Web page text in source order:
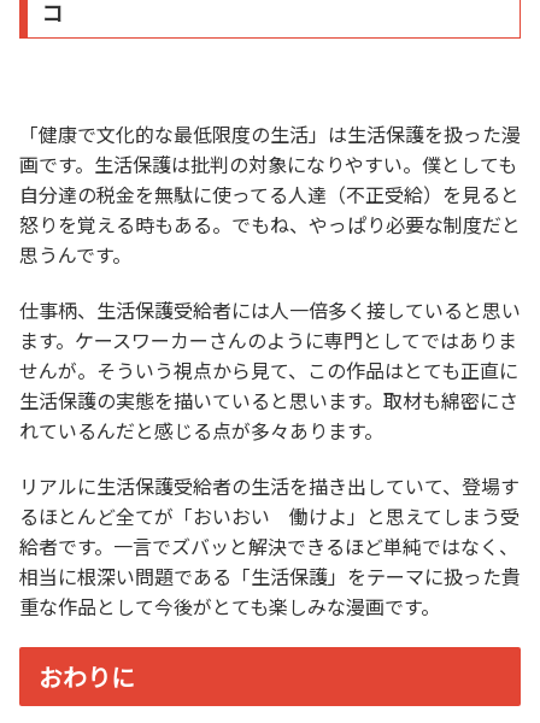
コ
「健康で文化的な最低限度の生活」は生活保護を扱った漫
画です。生活保護は批判の対象になりやすい。僕としても
自分達の税金を無駄に使ってる人達（不正受給）を見ると
怒りを覚える時もある。でもね、やっぱり必要な制度だと
思うんです。
仕事柄、生活保護受給者には人一倍多く接していると思い
ます。ケースワーカーさんのように専門としてではありま
せんが。そういう視点から見て、この作品はとても正直に
生活保護の実態を描いていると思います。取材も綿密にさ
れているんだと感じる点が多々あります。
リアルに生活保護受給者の生活を描き出していて、登場す
るほとんど全てが「おいおい 働けよ」と思えてしまう受
給者です。一言でズバッと解決できるほど単純ではなく、
相当に根深い問題である「生活保護」をテーマに扱った貴
重な作品として今後がとても楽しみな漫画です。
おわりに